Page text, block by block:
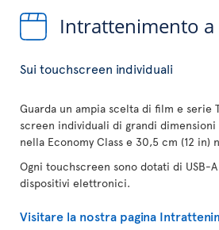
Intrattenimento
Sui touchscreen individuali
Guarda un ampia scelta di film e serie
screen individuali di grandi
nella Economy Class e 30,5 cm (12 in)
Ogni touchscreen sono dotati di USB-
dispositivi elettronici.
Visitare la nostra pagina